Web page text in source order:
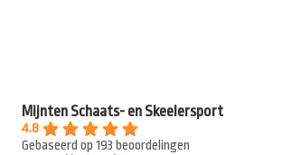
Mijnten Schaats- en Skeelersport
4.8
Gebaseerd op 193 beoordelingen